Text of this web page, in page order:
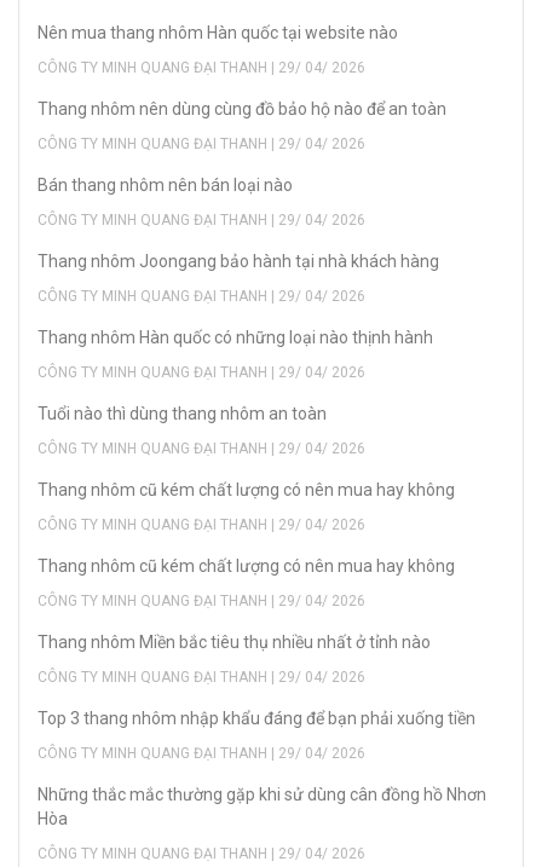
Nên mua thang nhôm Hàn quốc tại website nào
CÔNG TY MINH QUANG ĐẠI THANH | 29/ 04/ 2026
Thang nhôm nên dùng cùng đồ bảo hộ nào để an toàn
CÔNG TY MINH QUANG ĐẠI THANH | 29/ 04/ 2026
Bán thang nhôm nên bán loại nào
CÔNG TY MINH QUANG ĐẠI THANH | 29/ 04/ 2026
Thang nhôm Joongang bảo hành tại nhà khách hàng
CÔNG TY MINH QUANG ĐẠI THANH | 29/ 04/ 2026
Thang nhôm Hàn quốc có những loại nào thịnh hành
CÔNG TY MINH QUANG ĐẠI THANH | 29/ 04/ 2026
Tuổi nào thì dùng thang nhôm an toàn
CÔNG TY MINH QUANG ĐẠI THANH | 29/ 04/ 2026
Thang nhôm cũ kém chất lượng có nên mua hay không
CÔNG TY MINH QUANG ĐẠI THANH | 29/ 04/ 2026
Thang nhôm cũ kém chất lượng có nên mua hay không
CÔNG TY MINH QUANG ĐẠI THANH | 29/ 04/ 2026
Thang nhôm Miền bắc tiêu thụ nhiều nhất ở tỉnh nào
CÔNG TY MINH QUANG ĐẠI THANH | 29/ 04/ 2026
Top 3 thang nhôm nhập khẩu đáng để bạn phải xuống tiền
CÔNG TY MINH QUANG ĐẠI THANH | 29/ 04/ 2026
Những thắc mắc thường gặp khi sử dùng cân đồng hồ Nhơn
Hòa
CÔNG TY MINH QUANG ĐẠI THANH | 29/ 04/ 2026